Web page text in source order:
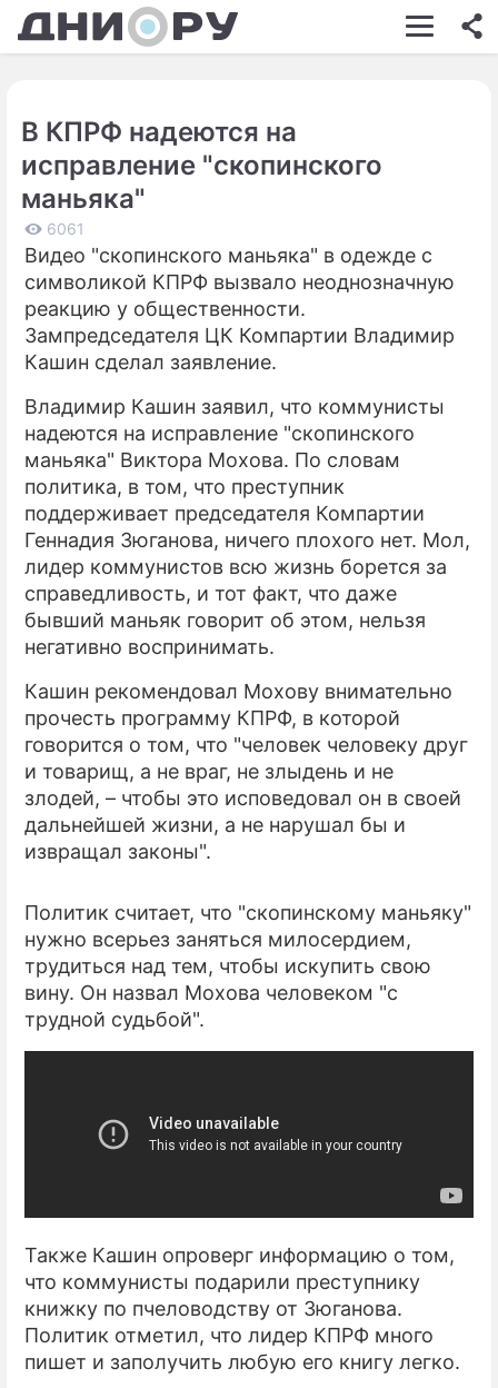
ШОУ-БИЗНЕС
ЭКОНОМИКА
СТИЛЬ ЖИЗНИ
СЕРИАЛЫ
ИГРЫ
ПРЕСС-РЕЛИЗЫ
О ПРОЕКТЕ
В КПРФ надеются на
исправление "скопинского
маньяка"
6061
Видео "скопинского маньяка" в одежде с
символикой КПРФ вызвало неоднозначную
реакцию у общественности.
Зампредседателя ЦК Компартии Владимир
Кашин сделал заявление.
Владимир Кашин заявил, что коммунисты
надеются на исправление "скопинского
маньяка" Виктора Мохова. По словам
политика, в том, что преступник
поддерживает председателя Компартии
Геннадия Зюганова, ничего плохого нет. Мол,
лидер коммунистов всю жизнь борется за
справедливость, и тот факт, что даже
бывший маньяк говорит об этом, нельзя
негативно воспринимать.
Кашин рекомендовал Мохову внимательно
прочесть программу КПРФ, в которой
говорится о том, что "человек человеку друг
и товарищ, а не враг, не злыдень и не
злодей, – чтобы это исповедовал он в своей
дальнейшей жизни, а не нарушал бы и
извращал законы".
Политик считает, что "скопинскому маньяку"
нужно всерьез заняться милосердием,
трудиться над тем, чтобы искупить свою
вину. Он назвал Мохова человеком "с
трудной судьбой".
Также Кашин опроверг информацию о том,
что коммунисты подарили преступнику
книжку по пчеловодству от Зюганова.
Политик отметил, что лидер КПРФ много
пишет и заполучить любую его книгу легко.